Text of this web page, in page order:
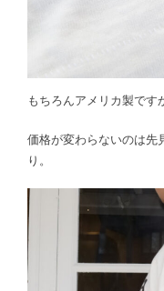
もちろんアメリカ製です
価格が変わらないのは先
り。